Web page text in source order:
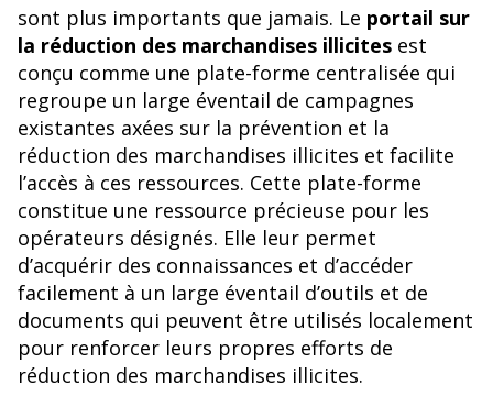
sont plus importants que jamais. Le portail sur
la réduction des marchandises illicites est
conçu comme une plate-forme centralisée qui
regroupe un large éventail de campagnes
existantes axées sur la prévention et la
réduction des marchandises illicites et facilite
l’accès à ces ressources. Cette plate-forme
constitue une ressource précieuse pour les
opérateurs désignés. Elle leur permet
d’acquérir des connaissances et d’accéder
facilement à un large éventail d’outils et de
documents qui peuvent être utilisés localement
pour renforcer leurs propres efforts de
réduction des marchandises illicites.